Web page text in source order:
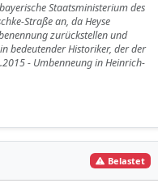
Staatsministerium des
Straße an, da Heyse
zurückstellen und
bedeutender Historiker, der der
- Umbenneung in Heinrich-
Belastet